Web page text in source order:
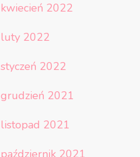
kwiecień 2022
luty 2022
styczeń 2022
grudzień 2021
listopad 2021
październik 2021